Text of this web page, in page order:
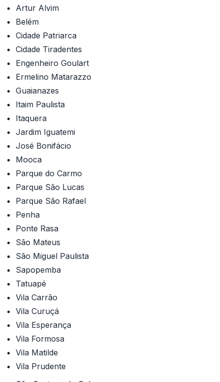
Artur Alvim
Belém
Cidade Patriarca
Cidade Tiradentes
Engenheiro Goulart
Ermelino Matarazzo
Guaianazes
Itaim Paulista
Itaquera
Jardim Iguatemi
José Bonifácio
Mooca
Parque do Carmo
Parque São Lucas
Parque São Rafael
Penha
Ponte Rasa
São Mateus
São Miguel Paulista
Sapopemba
Tatuapé
Vila Carrão
Vila Curuçá
Vila Esperança
Vila Formosa
Vila Matilde
Vila Prudente